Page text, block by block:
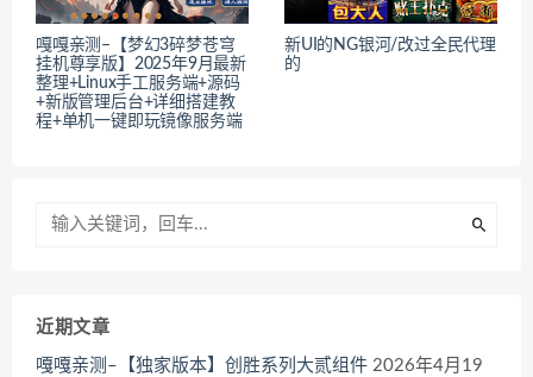
嘎嘎亲测–【梦幻3碎梦苍穹
挂机尊享版】2025年9月最新
整理+Linux手工服务端+源码
+新版管理后台+详细搭建教
程+单机一键即玩镜像服务端
新UI的NG银河/改过全民代理
的
近期文章
嘎嘎亲测–【独家版本】创胜系列大贰组件 2026年4月19